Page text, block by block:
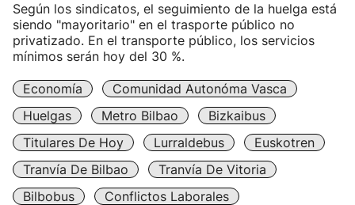
Según los sindicatos, el seguimiento de la huelga está
siendo "mayoritario" en el trasporte público no
privatizado. En el transporte público, los servicios
mínimos serán hoy del 30 %.
Economía
Comunidad Autonóma Vasca
Huelgas
Metro Bilbao
Bizkaibus
Titulares De Hoy
Lurraldebus
Euskotren
Tranvía De Bilbao
Tranvía De Vitoria
Bilbobus
Conflictos Laborales